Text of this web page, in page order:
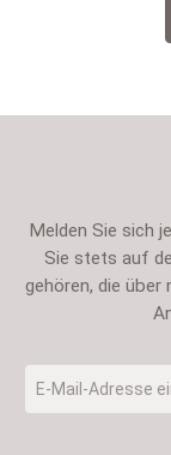
Melden Sie sich
Sie stets auf
gehören, die